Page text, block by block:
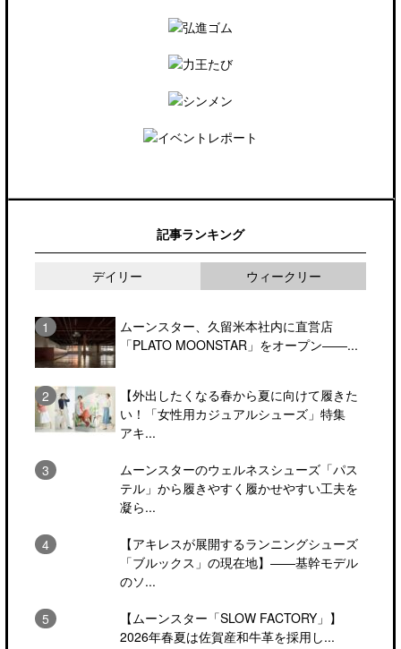
記事ランキング
デイリー ウィークリー
ムーンスター、久留米本社内に直営店
「PLATO MOONSTAR」をオープン――...
【外出したくなる春から夏に向けて履きた
い！「女性用カジュアルシューズ」特集
アキ...
ムーンスターのウェルネスシューズ「パス
テル」から履きやすく履かせやすい工夫を
凝ら...
【アキレスが展開するランニングシューズ
「ブルックス」の現在地】――基幹モデル
のソ...
【ムーンスター「SLOW FACTORY」】
2026年春夏は佐賀産和牛革を採用し...